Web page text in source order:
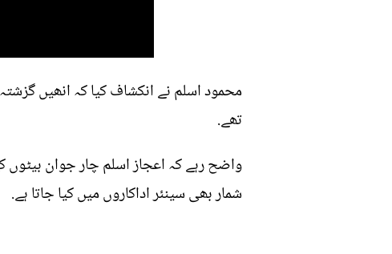
محمود اسلم نے انکشاف کیا کہ انھیں
تھے.
واضح رہے کہ اعجاز اسلم چار جوان بیٹوں
شمار بھی سینئر اداکاروں میں کیا جاتا ہے.